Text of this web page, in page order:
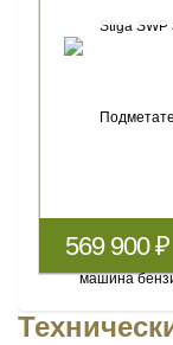
569 900 ₽